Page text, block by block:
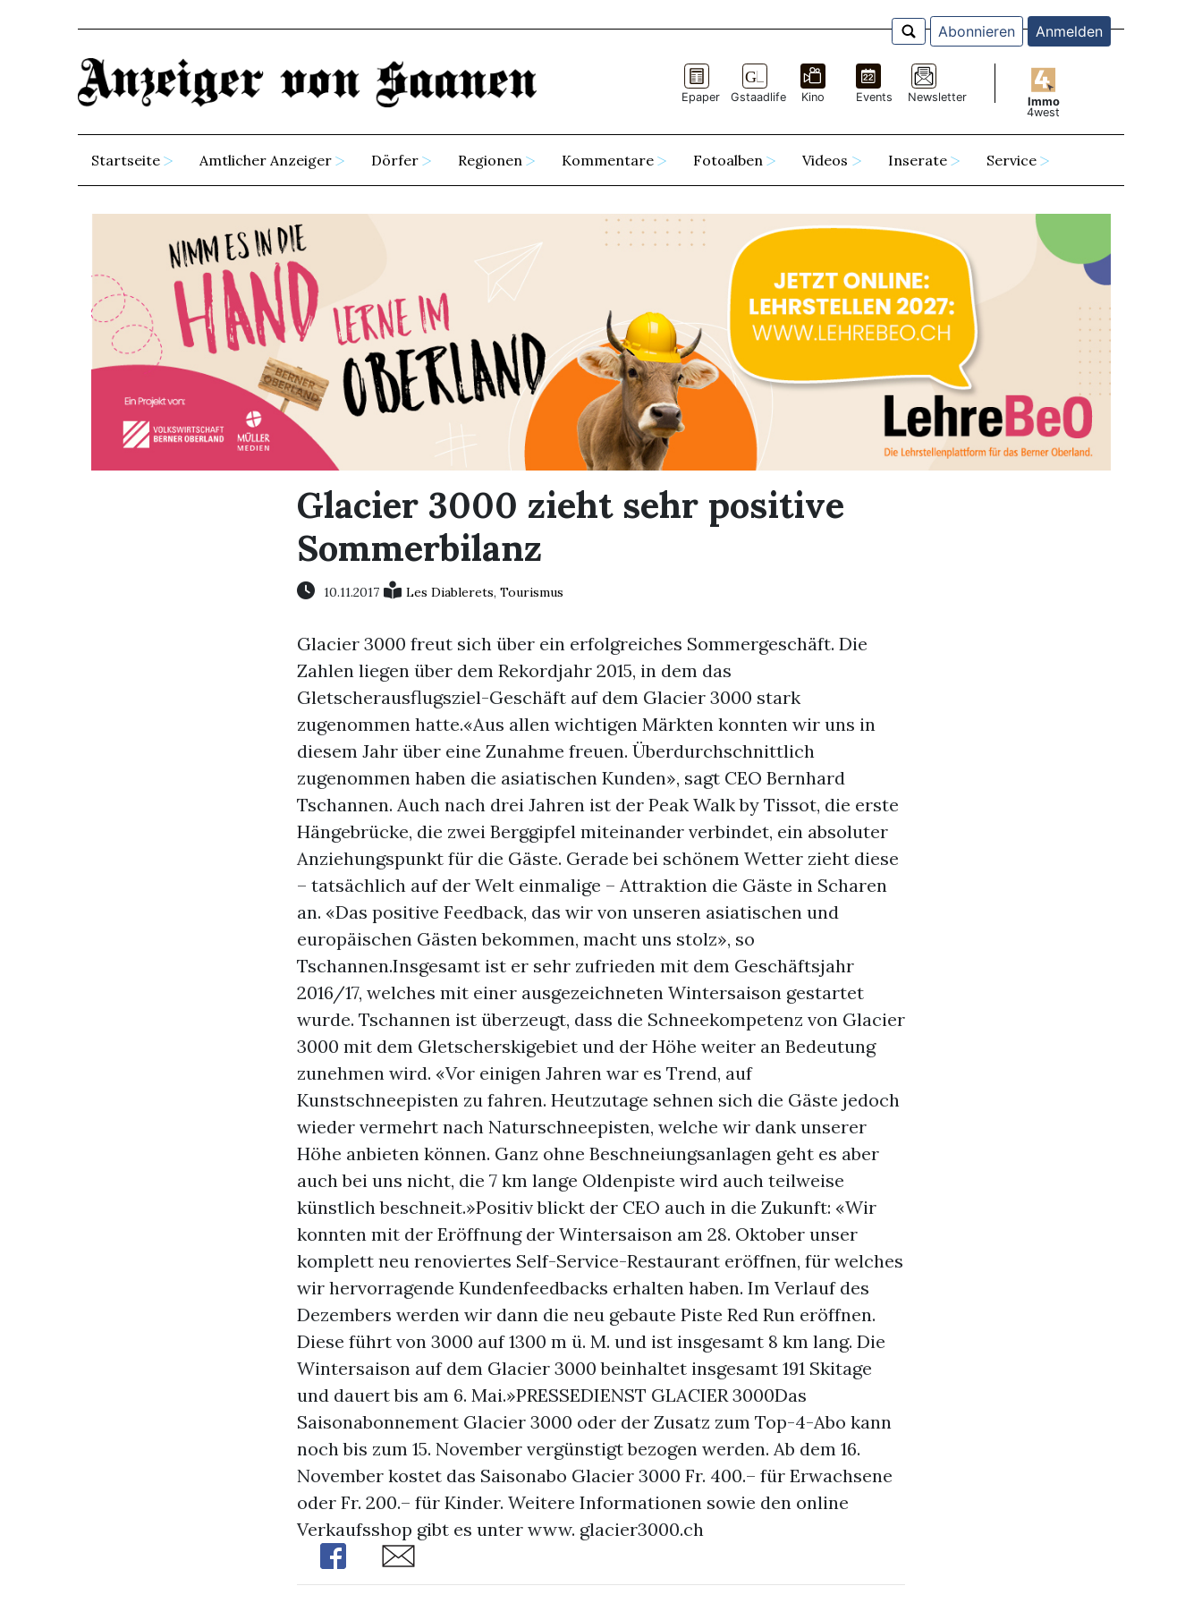
Abonnieren Anmelden
Epaper Gstaadlife Kino Events Newsletter
Immo
4west
Startseite Amtlicher Anzeiger Dörfer Regionen Kommentare Fotoalben Videos Inserate Service
Glacier 3000 zieht sehr positive
Sommerbilanz
10.11.2017 Les Diablerets, Tourismus
Glacier 3000 freut sich über ein erfolgreiches Sommergeschäft. Die
Zahlen liegen über dem Rekordjahr 2015, in dem das
Gletscherausflugsziel-Geschäft auf dem Glacier 3000 stark
zugenommen hatte.«Aus allen wichtigen Märkten konnten wir uns in
diesem Jahr über eine Zunahme freuen. Überdurchschnittlich
zugenommen haben die asiatischen Kunden», sagt CEO Bernhard
Tschannen. Auch nach drei Jahren ist der Peak Walk by Tissot, die erste
Hängebrücke, die zwei Berggipfel miteinander verbindet, ein absoluter
Anziehungspunkt für die Gäste. Gerade bei schönem Wetter zieht diese
– tatsächlich auf der Welt einmalige – Attraktion die Gäste in Scharen
an. «Das positive Feedback, das wir von unseren asiatischen und
europäischen Gästen bekommen, macht uns stolz», so
Tschannen.Insgesamt ist er sehr zufrieden mit dem Geschäftsjahr
2016/17, welches mit einer ausgezeichneten Wintersaison gestartet
wurde. Tschannen ist überzeugt, dass die Schneekompetenz von Glacier
3000 mit dem Gletscherskigebiet und der Höhe weiter an Bedeutung
zunehmen wird. «Vor einigen Jahren war es Trend, auf
Kunstschneepisten zu fahren. Heutzutage sehnen sich die Gäste jedoch
wieder vermehrt nach Naturschneepisten, welche wir dank unserer
Höhe anbieten können. Ganz ohne Beschneiungsanlagen geht es aber
auch bei uns nicht, die 7 km lange Oldenpiste wird auch teilweise
künstlich beschneit.»Positiv blickt der CEO auch in die Zukunft: «Wir
konnten mit der Eröffnung der Wintersaison am 28. Oktober unser
komplett neu renoviertes Self-Service-Restaurant eröffnen, für welches
wir hervorragende Kundenfeedbacks erhalten haben. Im Verlauf des
Dezembers werden wir dann die neu gebaute Piste Red Run eröffnen.
Diese führt von 3000 auf 1300 m ü. M. und ist insgesamt 8 km lang. Die
Wintersaison auf dem Glacier 3000 beinhaltet insgesamt 191 Skitage
und dauert bis am 6. Mai.»PRESSEDIENST GLACIER 3000Das
Saisonabonnement Glacier 3000 oder der Zusatz zum Top-4-Abo kann
noch bis zum 15. November vergünstigt bezogen werden. Ab dem 16.
November kostet das Saisonabo Glacier 3000 Fr. 400.– für Erwachsene
oder Fr. 200.– für Kinder. Weitere Informationen sowie den online
Verkaufsshop gibt es unter www. glacier3000.ch
Share
Share